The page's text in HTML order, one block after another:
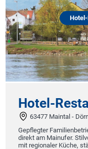
Hotel-
63477 Maintal -
Gepflegter
direkt am Mainufer.
mit regionaler Küche,